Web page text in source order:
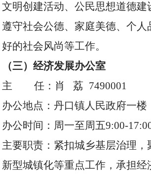
文明创建活动、公民思想道德建
遵守社会公德、家庭美德、个人
好的社会风尚等工作。
（三）经济发展办公室
主 任：肖 荔 7490001
办公地点：丹口镇人民政府一楼
办公时间：周一至周五9:00-
主要职责：紧扣城乡基层治理，
新型城镇化等重点工作，承担经